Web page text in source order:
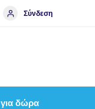
Σύνδεση
για δώρα